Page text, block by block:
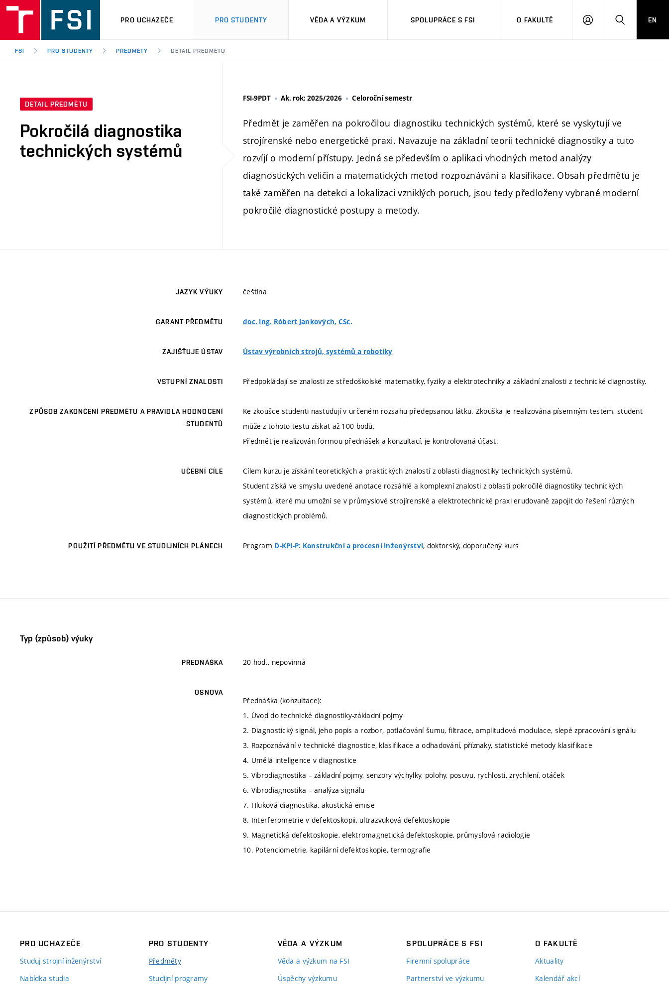
PRO UCHAZEČE PRO STUDENTY VĚDA A VÝZKUM SPOLUPRÁCE S FSI O FAKULTĚ
PŘIHLÁŠENÍHLEDAT
EN
FSI PRO STUDENTY PŘEDMĚTY DETAIL PŘEDMĚTU
DETAIL PŘEDMĚTU
Pokročilá diagnostika
technických systémů
FSI-9PDT Ak. rok: 2025/2026 Celoroční semestr
Předmět je zaměřen na pokročilou diagnostiku technických systémů, které se vyskytují ve
strojírenské nebo energetické praxi. Navazuje na základní teorii technické diagnostiky a tuto
rozvíjí o moderní přístupy. Jedná se především o aplikaci vhodných metod analýzy
diagnostických veličin a matematických metod rozpoznávání a klasifikace. Obsah předmětu je
také zaměřen na detekci a lokalizaci vzniklých poruch, jsou tedy předloženy vybrané moderní
pokročilé diagnostické postupy a metody.
JAZYK VÝUKY čeština
GARANT PŘEDMĚTU doc. Ing. Róbert Jankových, CSc.
ZAJIŠŤUJE ÚSTAV Ústav výrobních strojů, systémů a robotiky
VSTUPNÍ ZNALOSTI Předpokládají se znalosti ze středoškolské matematiky, fyziky a elektrotechniky a základní znalosti z technické diagnostiky.
ZPŮSOB ZAKONČENÍ PŘEDMĚTU A PRAVIDLA HODNOCENÍ
STUDENTŮ
Ke zkoušce studenti nastudují v určeném rozsahu předepsanou látku. Zkouška je realizována písemným testem, student
může z tohoto testu získat až 100 bodů.
Předmět je realizován formou přednášek a konzultací, je kontrolovaná účast.
UČEBNÍ CÍLE
Cílem kurzu je získání teoretických a praktických znalostí z oblasti diagnostiky technických systémů.
Student získá ve smyslu uvedené anotace rozsáhlé a komplexní znalosti z oblasti pokročilé diagnostiky technických
systémů, které mu umožní se v průmyslové strojírenské a elektrotechnické praxi erudovaně zapojit do řešení různých
diagnostických problémů.
POUŽITÍ PŘEDMĚTU VE STUDIJNÍCH PLÁNECH Program D-KPI-P: Konstrukční a procesní inženýrství, doktorský, doporučený kurs
Typ (způsob) výuky
PŘEDNÁŠKA 20 hod., nepovinná
OSNOVA
Přednáška (konzultace):
1. Úvod do technické diagnostiky-základní pojmy
2. Diagnostický signál, jeho popis a rozbor, potlačování šumu, filtrace, amplitudová modulace, slepé zpracování signálu
3. Rozpoznávání v technické diagnostice, klasifikace a odhadování, příznaky, statistické metody klasifikace
4. Umělá inteligence v diagnostice
5. Vibrodiagnostika – základní pojmy, senzory výchylky, polohy, posuvu, rychlosti, zrychlení, otáček
6. Vibrodiagnostika – analýza signálu
7. Hluková diagnostika, akustická emise
8. Interferometrie v defektoskopii, ultrazvuková defektoskopie
9. Magnetická defektoskopie, elektromagnetická defektoskopie, průmyslová radiologie
10. Potenciometrie, kapilární defektoskopie, termografie
PRO UCHAZEČE
Studuj strojní inženýrství
Nabídka studia
PRO STUDENTY
Předměty
Studijní programy
VĚDA A VÝZKUM
Věda a výzkum na FSI
Úspěchy výzkumu
SPOLUPRÁCE S FSI
Firemní spolupráce
Partnerství ve výzkumu
O FAKULTĚ
Aktuality
Kalendář akcí